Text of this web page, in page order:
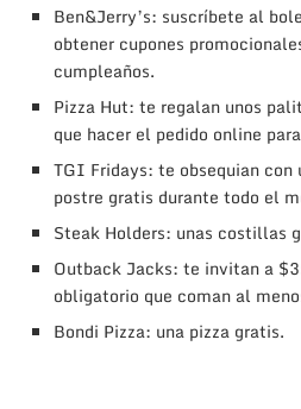
Ben&Jerry’s: suscríbete al
obtener cupones
cumpleaños.
Pizza Hut: te regalan unos
que hacer el pedido online
TGI Fridays: te obsequian con
postre gratis durante todo el
Steak Holders: unas costillas
Outback Jacks: te invitan a
obligatorio que coman al
Bondi Pizza: una pizza gratis.